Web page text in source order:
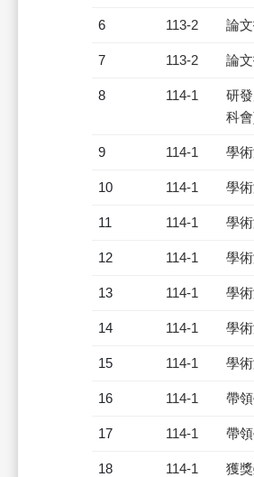
6 113-2 論
7 113-2 論
8 114-1
研
科
9 114-1 學
10 114-1 學
11 114-1 學
12 114-1 學
13 114-1 學
14 114-1 學
15 114-1 學
16 114-1 帶
17 114-1 帶
18 114-1 獲